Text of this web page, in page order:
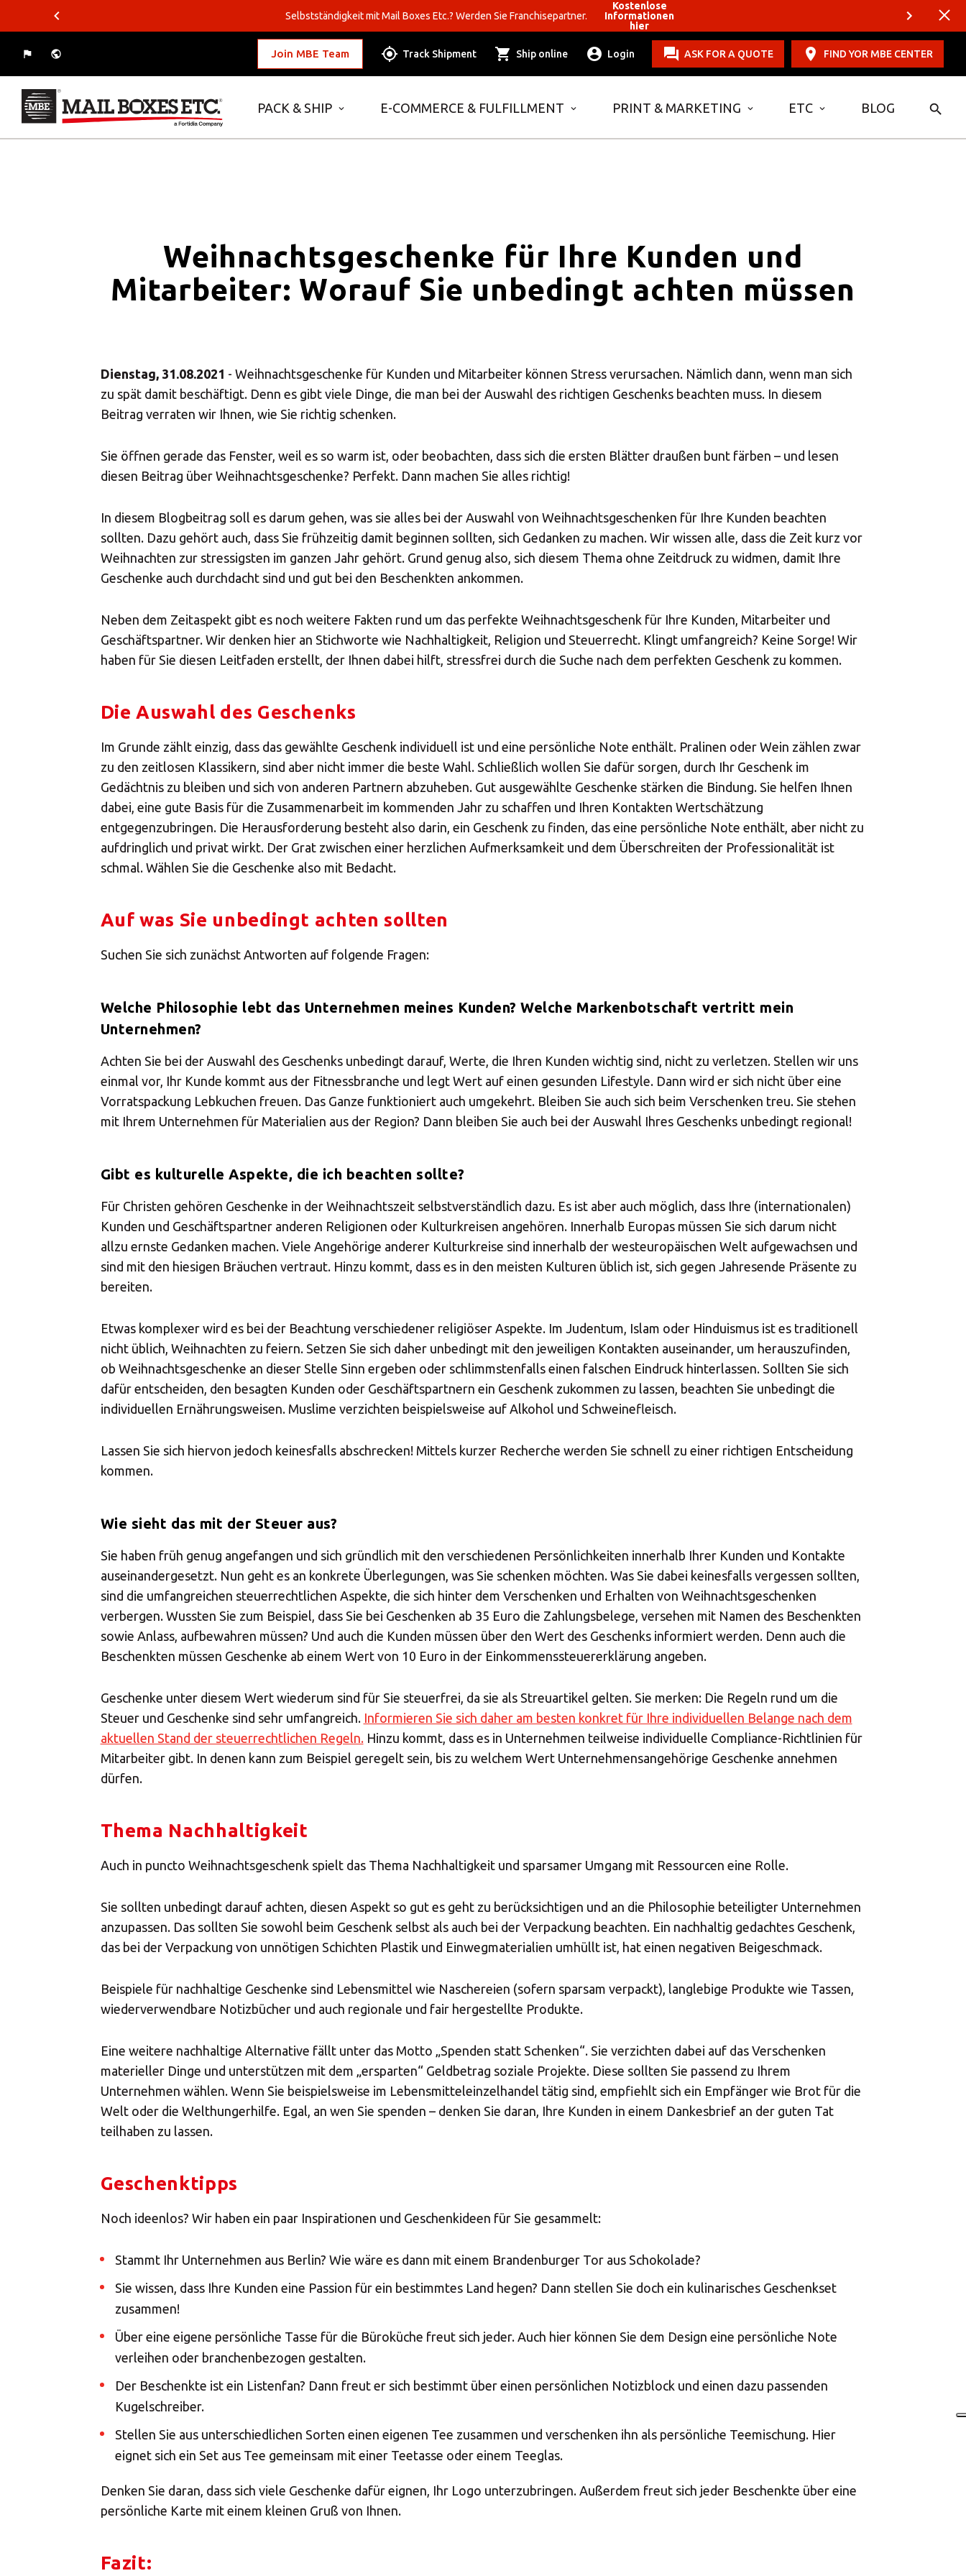
Selbstständigkeit mit Mail Boxes Etc.? Werden Sie Franchisepartner.
Kostenlose
Informationen
hier
Join MBE Team Track Shipment Ship online Login ASK FOR A QUOTE FIND YOR MBE CENTER
PACK & SHIP E-COMMERCE & FULFILLMENT PRINT & MARKETING ETC BLOG
Weihnachtsgeschenke für Ihre Kunden und
Mitarbeiter: Worauf Sie unbedingt achten müssen
Dienstag, 31.08.2021 - Weihnachtsgeschenke für Kunden und Mitarbeiter können Stress verursachen. Nämlich dann, wenn man sich
zu spät damit beschäftigt. Denn es gibt viele Dinge, die man bei der Auswahl des richtigen Geschenks beachten muss. In diesem
Beitrag verraten wir Ihnen, wie Sie richtig schenken.
Sie öffnen gerade das Fenster, weil es so warm ist, oder beobachten, dass sich die ersten Blätter draußen bunt färben – und lesen
diesen Beitrag über Weihnachtsgeschenke? Perfekt. Dann machen Sie alles richtig!
In diesem Blogbeitrag soll es darum gehen, was sie alles bei der Auswahl von Weihnachtsgeschenken für Ihre Kunden beachten
sollten. Dazu gehört auch, dass Sie frühzeitig damit beginnen sollten, sich Gedanken zu machen. Wir wissen alle, dass die Zeit kurz vor
Weihnachten zur stressigsten im ganzen Jahr gehört. Grund genug also, sich diesem Thema ohne Zeitdruck zu widmen, damit Ihre
Geschenke auch durchdacht sind und gut bei den Beschenkten ankommen.
Neben dem Zeitaspekt gibt es noch weitere Fakten rund um das perfekte Weihnachtsgeschenk für Ihre Kunden, Mitarbeiter und
Geschäftspartner. Wir denken hier an Stichworte wie Nachhaltigkeit, Religion und Steuerrecht. Klingt umfangreich? Keine Sorge! Wir
haben für Sie diesen Leitfaden erstellt, der Ihnen dabei hilft, stressfrei durch die Suche nach dem perfekten Geschenk zu kommen.
Die Auswahl des Geschenks
Im Grunde zählt einzig, dass das gewählte Geschenk individuell ist und eine persönliche Note enthält. Pralinen oder Wein zählen zwar
zu den zeitlosen Klassikern, sind aber nicht immer die beste Wahl. Schließlich wollen Sie dafür sorgen, durch Ihr Geschenk im
Gedächtnis zu bleiben und sich von anderen Partnern abzuheben. Gut ausgewählte Geschenke stärken die Bindung. Sie helfen Ihnen
dabei, eine gute Basis für die Zusammenarbeit im kommenden Jahr zu schaffen und Ihren Kontakten Wertschätzung
entgegenzubringen. Die Herausforderung besteht also darin, ein Geschenk zu finden, das eine persönliche Note enthält, aber nicht zu
aufdringlich und privat wirkt. Der Grat zwischen einer herzlichen Aufmerksamkeit und dem Überschreiten der Professionalität ist
schmal. Wählen Sie die Geschenke also mit Bedacht.
Auf was Sie unbedingt achten sollten
Suchen Sie sich zunächst Antworten auf folgende Fragen:
Welche Philosophie lebt das Unternehmen meines Kunden? Welche Markenbotschaft vertritt mein
Unternehmen?
Achten Sie bei der Auswahl des Geschenks unbedingt darauf, Werte, die Ihren Kunden wichtig sind, nicht zu verletzen. Stellen wir uns
einmal vor, Ihr Kunde kommt aus der Fitnessbranche und legt Wert auf einen gesunden Lifestyle. Dann wird er sich nicht über eine
Vorratspackung Lebkuchen freuen. Das Ganze funktioniert auch umgekehrt. Bleiben Sie auch sich beim Verschenken treu. Sie stehen
mit Ihrem Unternehmen für Materialien aus der Region? Dann bleiben Sie auch bei der Auswahl Ihres Geschenks unbedingt regional!
Gibt es kulturelle Aspekte, die ich beachten sollte?
Für Christen gehören Geschenke in der Weihnachtszeit selbstverständlich dazu. Es ist aber auch möglich, dass Ihre (internationalen)
Kunden und Geschäftspartner anderen Religionen oder Kulturkreisen angehören. Innerhalb Europas müssen Sie sich darum nicht
allzu ernste Gedanken machen. Viele Angehörige anderer Kulturkreise sind innerhalb der westeuropäischen Welt aufgewachsen und
sind mit den hiesigen Bräuchen vertraut. Hinzu kommt, dass es in den meisten Kulturen üblich ist, sich gegen Jahresende Präsente zu
bereiten.
Etwas komplexer wird es bei der Beachtung verschiedener religiöser Aspekte. Im Judentum, Islam oder Hinduismus ist es traditionell
nicht üblich, Weihnachten zu feiern. Setzen Sie sich daher unbedingt mit den jeweiligen Kontakten auseinander, um herauszufinden,
ob Weihnachtsgeschenke an dieser Stelle Sinn ergeben oder schlimmstenfalls einen falschen Eindruck hinterlassen. Sollten Sie sich
dafür entscheiden, den besagten Kunden oder Geschäftspartnern ein Geschenk zukommen zu lassen, beachten Sie unbedingt die
individuellen Ernährungsweisen. Muslime verzichten beispielsweise auf Alkohol und Schweinefleisch.
Lassen Sie sich hiervon jedoch keinesfalls abschrecken! Mittels kurzer Recherche werden Sie schnell zu einer richtigen Entscheidung
kommen.
Wie sieht das mit der Steuer aus?
Sie haben früh genug angefangen und sich gründlich mit den verschiedenen Persönlichkeiten innerhalb Ihrer Kunden und Kontakte
auseinandergesetzt. Nun geht es an konkrete Überlegungen, was Sie schenken möchten. Was Sie dabei keinesfalls vergessen sollten,
sind die umfangreichen steuerrechtlichen Aspekte, die sich hinter dem Verschenken und Erhalten von Weihnachtsgeschenken
verbergen. Wussten Sie zum Beispiel, dass Sie bei Geschenken ab 35 Euro die Zahlungsbelege, versehen mit Namen des Beschenkten
sowie Anlass, aufbewahren müssen? Und auch die Kunden müssen über den Wert des Geschenks informiert werden. Denn auch die
Beschenkten müssen Geschenke ab einem Wert von 10 Euro in der Einkommenssteuererklärung angeben.
Geschenke unter diesem Wert wiederum sind für Sie steuerfrei, da sie als Streuartikel gelten. Sie merken: Die Regeln rund um die
Steuer und Geschenke sind sehr umfangreich. Informieren Sie sich daher am besten konkret für Ihre individuellen Belange nach dem
aktuellen Stand der steuerrechtlichen Regeln. Hinzu kommt, dass es in Unternehmen teilweise individuelle Compliance-Richtlinien für
Mitarbeiter gibt. In denen kann zum Beispiel geregelt sein, bis zu welchem Wert Unternehmensangehörige Geschenke annehmen
dürfen.
Thema Nachhaltigkeit
Auch in puncto Weihnachtsgeschenk spielt das Thema Nachhaltigkeit und sparsamer Umgang mit Ressourcen eine Rolle.
Sie sollten unbedingt darauf achten, diesen Aspekt so gut es geht zu berücksichtigen und an die Philosophie beteiligter Unternehmen
anzupassen. Das sollten Sie sowohl beim Geschenk selbst als auch bei der Verpackung beachten. Ein nachhaltig gedachtes Geschenk,
das bei der Verpackung von unnötigen Schichten Plastik und Einwegmaterialien umhüllt ist, hat einen negativen Beigeschmack.
Beispiele für nachhaltige Geschenke sind Lebensmittel wie Naschereien (sofern sparsam verpackt), langlebige Produkte wie Tassen,
wiederverwendbare Notizbücher und auch regionale und fair hergestellte Produkte.
Eine weitere nachhaltige Alternative fällt unter das Motto „Spenden statt Schenken“. Sie verzichten dabei auf das Verschenken
materieller Dinge und unterstützen mit dem „ersparten“ Geldbetrag soziale Projekte. Diese sollten Sie passend zu Ihrem
Unternehmen wählen. Wenn Sie beispielsweise im Lebensmitteleinzelhandel tätig sind, empfiehlt sich ein Empfänger wie Brot für die
Welt oder die Welthungerhilfe. Egal, an wen Sie spenden – denken Sie daran, Ihre Kunden in einem Dankesbrief an der guten Tat
teilhaben zu lassen.
Geschenktipps
Noch ideenlos? Wir haben ein paar Inspirationen und Geschenkideen für Sie gesammelt:
Stammt Ihr Unternehmen aus Berlin? Wie wäre es dann mit einem Brandenburger Tor aus Schokolade?
Sie wissen, dass Ihre Kunden eine Passion für ein bestimmtes Land hegen? Dann stellen Sie doch ein kulinarisches Geschenkset
zusammen!
Über eine eigene persönliche Tasse für die Büroküche freut sich jeder. Auch hier können Sie dem Design eine persönliche Note
verleihen oder branchenbezogen gestalten.
Der Beschenkte ist ein Listenfan? Dann freut er sich bestimmt über einen persönlichen Notizblock und einen dazu passenden
Kugelschreiber.
Stellen Sie aus unterschiedlichen Sorten einen eigenen Tee zusammen und verschenken ihn als persönliche Teemischung. Hier
eignet sich ein Set aus Tee gemeinsam mit einer Teetasse oder einem Teeglas.
Denken Sie daran, dass sich viele Geschenke dafür eignen, Ihr Logo unterzubringen. Außerdem freut sich jeder Beschenkte über eine
persönliche Karte mit einem kleinen Gruß von Ihnen.
Fazit:
MBE Presence
Asia/Pacific
ROW
Insert your ZIP code or address
SOLVE IT
Or you canopen an MBE Centerin your community.